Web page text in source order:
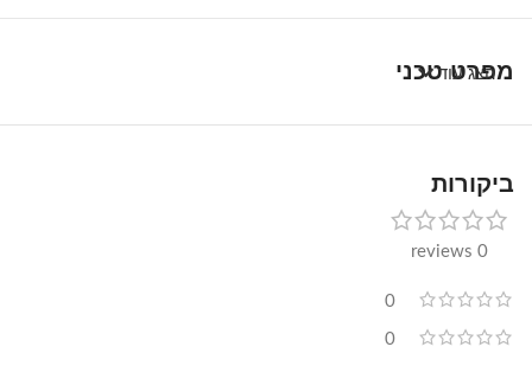
מפרט טכני
הצג עוד
ביקורות
0 reviews
0
0